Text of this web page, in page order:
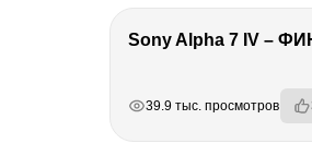
39.9 тыс. просмотров